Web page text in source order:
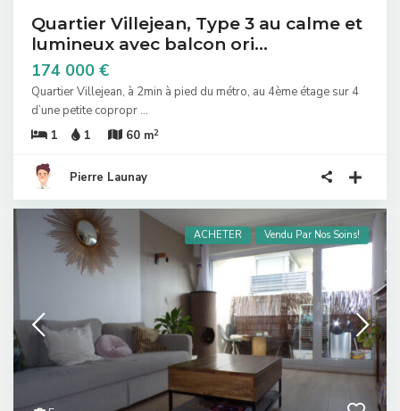
Quartier Villejean, Type 3 au calme et
lumineux avec balcon ori...
174 000 €
Quartier Villejean, à 2min à pied du métro, au 4ème étage sur 4
d’une petite copropr ...
1
1 60 m2
Pierre Launay
ACHETER Vendu Par Nos Soins!